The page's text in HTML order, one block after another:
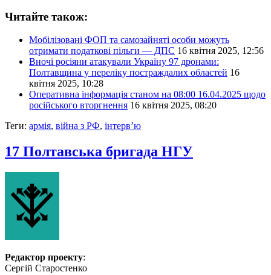
Читайте також:
Мобілізовані ФОП та самозайняті особи можуть
отримати податкові пільги — ДПС 16 квітня 2025, 12:56
Вночі росіяни атакували Україну 97 дронами:
Полтавщина у переліку постраждалих областей 16
квітня 2025, 10:28
Оперативна інформація станом на 08:00 16.04.2025 щодо
російського вторгнення 16 квітня 2025, 08:20
Теги: армія, війна з РФ, інтерв’ю
17 Полтавська бригада НГУ
Редактор проекту:
Сергій Старостенко